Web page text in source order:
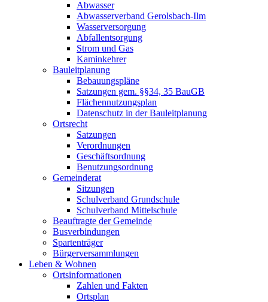
Abwasser
Abwasserverband Gerolsbach-Ilm
Wasserversorgung
Abfallentsorgung
Strom und Gas
Kaminkehrer
Bauleitplanung
Bebauungspläne
Satzungen gem. §§34, 35 BauGB
Flächennutzungsplan
Datenschutz in der Bauleitplanung
Ortsrecht
Satzungen
Verordnungen
Geschäftsordnung
Benutzungsordnung
Gemeinderat
Sitzungen
Schulverband Grundschule
Schulverband Mittelschule
Beauftragte der Gemeinde
Busverbindungen
Spartenträger
Bürgerversammlungen
Leben & Wohnen
Ortsinformationen
Zahlen und Fakten
Ortsplan